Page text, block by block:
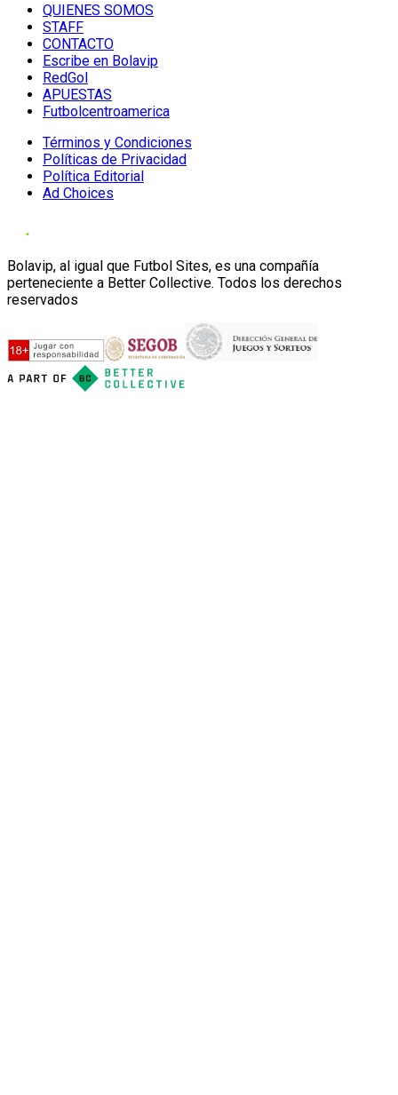
QUIENES SOMOS
STAFF
CONTACTO
Escribe en Bolavip
RedGol
APUESTAS
Futbolcentroamerica
Términos y Condiciones
Políticas de Privacidad
Política Editorial
Ad Choices
Bolavip, al igual que Futbol Sites, es una compañía
perteneciente a Better Collective. Todos los derechos
reservados